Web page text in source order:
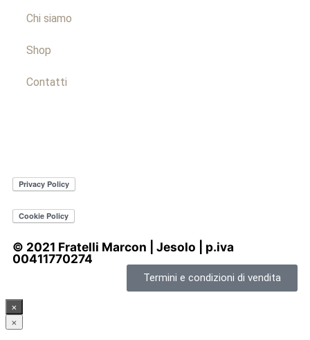
Chi siamo
Shop
Contatti
© 2021 Fratelli Marcon | Jesolo | p.iva
00411770274
Termini e condizioni di vendita
×
×